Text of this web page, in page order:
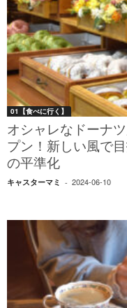
01【食べに行く】
オシャレなドーナ
プン！新しい風で
の平準化
キャスターマミ - 2024-06-10